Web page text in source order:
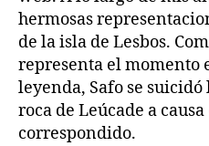
hermosas
de la isla de Lesbos.
representa el momento
leyenda, Safo se
roca de Leúcade a
correspondido.